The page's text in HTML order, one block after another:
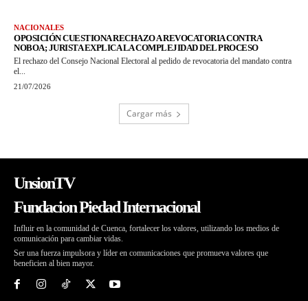
NACIONALES
OPOSICIÓN CUESTIONA RECHAZO A REVOCATORIA CONTRA
NOBOA; JURISTA EXPLICA LA COMPLEJIDAD DEL PROCESO
El rechazo del Consejo Nacional Electoral al pedido de revocatoria del mandato contra
el...
21/07/2026
Cargar más
UnsionTV
Fundacion Piedad Internacional
Influir en la comunidad de Cuenca, fortalecer los valores, utilizando los medios de
comunicación para cambiar vidas.
Ser una fuerza impulsora y líder en comunicaciones que promueva valores que
beneficien al bien mayor.